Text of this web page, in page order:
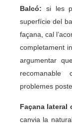
Balcó: si les
superfície del
façana, cal
completament
argumentar
problemes
Façana lateral
canvia la